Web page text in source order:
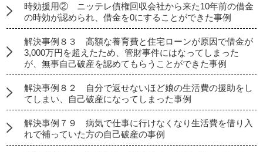
時効援用② ニッテレ債権回収会社から来た10年前の借金
の時効が認められ、借金を0にすることができた事例
解決事例８３ 高額な養育費と住宅ローンが原因で借金が
3,000万円を超えたため、管財事件にはなってしまった
が、無事自己破産を認めてもらうことができた事例
解決事例８２ 自分で返せないほど娘の生活費の援助をし
てしまい、自己破産になってしまった事例
解決事例７９ 病気で仕事に行けなくなり生活費を借り入
れで補っていた方の自己破産の事例